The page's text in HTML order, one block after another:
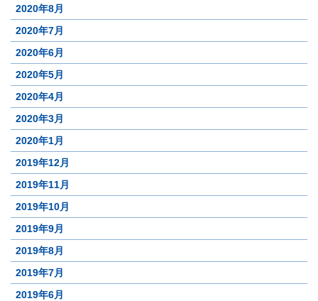
2020年8月
2020年7月
2020年6月
2020年5月
2020年4月
2020年3月
2020年1月
2019年12月
2019年11月
2019年10月
2019年9月
2019年8月
2019年7月
2019年6月